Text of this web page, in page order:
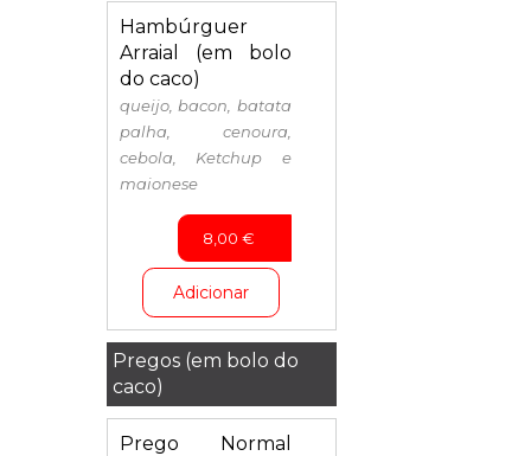
Hambúrguer
Arraial (em bolo
do caco)
queijo, bacon, batata
palha, cenoura,
cebola, Ketchup e
maionese
8,00 €
Adicionar
Pregos (em bolo do
caco)
Prego Normal